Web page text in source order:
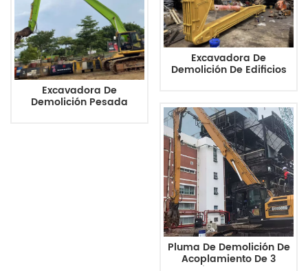
Excavadora De
Demolición Pesada
Excavadora De
Demolición De Edificios
Brazo Largo
Pluma De Demolición De
Acoplamiento De 3